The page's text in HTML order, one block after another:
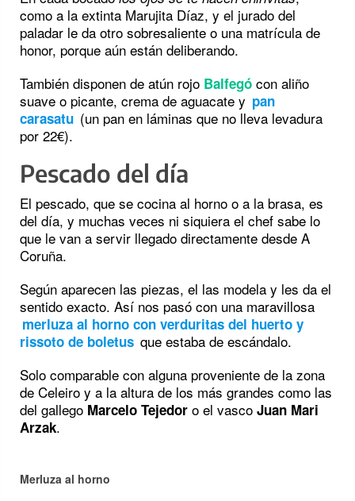
como a la extinta Marujita Díaz, y el jurado del
paladar le da otro sobresaliente o una matrícula de
honor, porque aún están deliberando.
También disponen de atún rojo Balfegó con aliño
suave o picante, crema de aguacate y pan
carasatu (un pan en láminas que no lleva levadura
por 22€).
Pescado del día
El pescado, que se cocina al horno o a la brasa, es
del día, y muchas veces ni siquiera el chef sabe lo
que le van a servir llegado directamente desde A
Coruña.
Según aparecen las piezas, el las modela y les da el
sentido exacto. Así nos pasó con una maravillosa
merluza al horno con verduritas del huerto y
rissoto de boletus que estaba de escándalo.
Solo comparable con alguna proveniente de la zona
de Celeiro y a la altura de los más grandes como las
del gallego Marcelo Tejedor o el vasco Juan Mari
Arzak.
Merluza al horno